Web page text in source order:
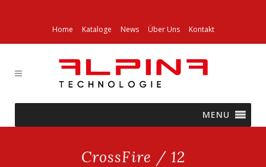
Home Kataloge News Über Uns Kontakt
MENU
CrossFire / 12